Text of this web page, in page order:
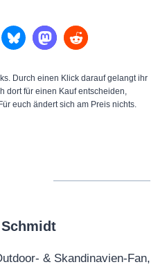
Durch einen Klick darauf gelangt ihr
dort für einen Kauf entscheiden,
euch ändert sich am Preis nichts.
& Skandinavien-Fan,